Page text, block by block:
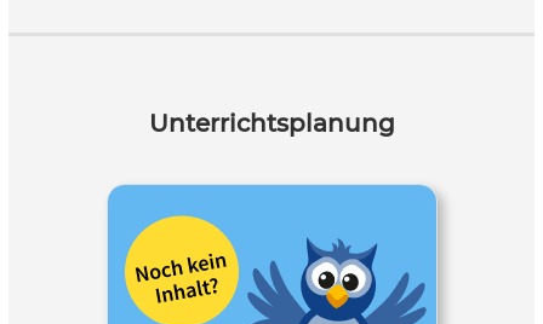
Unterrichtsplanung